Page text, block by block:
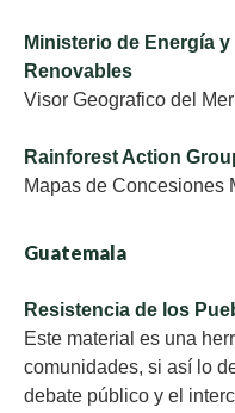
Ministerio de Energía
Renovables
Visor Geografico del
Rainforest Action
Mapas de Concesiones
Guatemala
Resistencia de los
Este material es una
comunidades, si así lo
debate público y el